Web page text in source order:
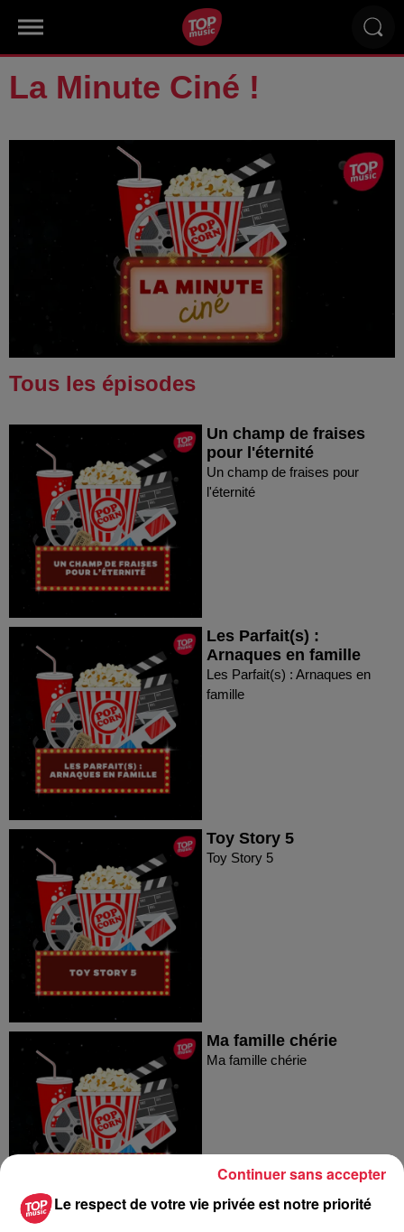
La Minute Ciné !
Tous les épisodes
Un champ de fraises
pour l'éternité
Un champ de fraises pour
l'éternité
Les Parfait(s) :
Arnaques en famille
Les Parfait(s) : Arnaques en
famille
Toy Story 5
Toy Story 5
Ma famille chérie
Ma famille chérie
Le respect de votre vie privée est notre priorité
Continuer sans accepter